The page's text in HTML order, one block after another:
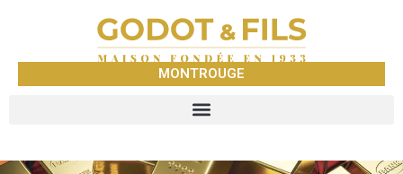
MONTROUGE